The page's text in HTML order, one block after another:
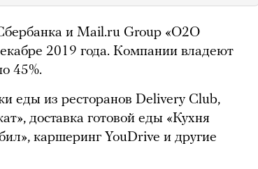
и Mail.ru Group «О2О
2019 года. Компании владеют
45%.
еды из ресторанов Delivery Club,
доставка готовой еды «Кухня
каршеринг YouDrive и другие